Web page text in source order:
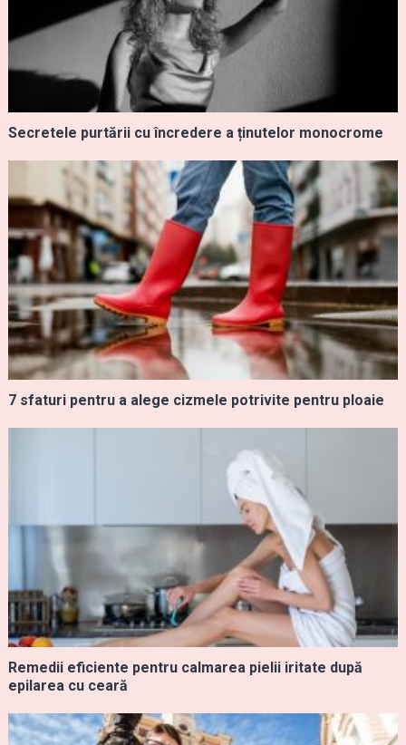
Secretele purtării cu încredere a ținutelor monocrome
7 sfaturi pentru a alege cizmele potrivite pentru ploaie
Remedii eficiente pentru calmarea pielii iritate după
epilarea cu ceară